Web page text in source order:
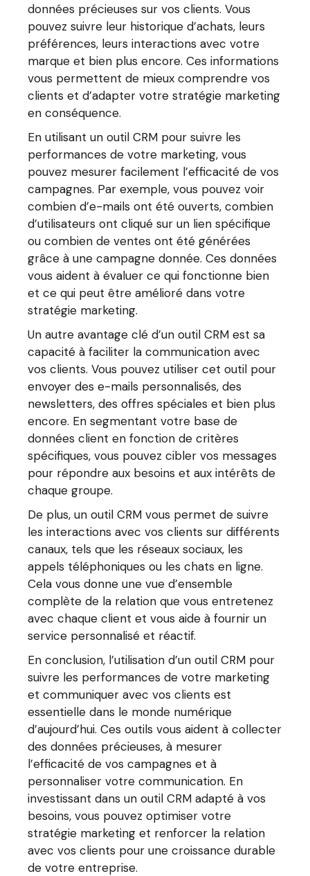
données précieuses sur vos clients. Vous
pouvez suivre leur historique d’achats, leurs
préférences, leurs interactions avec votre
marque et bien plus encore. Ces informations
vous permettent de mieux comprendre vos
clients et d’adapter votre stratégie marketing
en conséquence.
En utilisant un outil CRM pour suivre les
performances de votre marketing, vous
pouvez mesurer facilement l’efficacité de vos
campagnes. Par exemple, vous pouvez voir
combien d’e-mails ont été ouverts, combien
d’utilisateurs ont cliqué sur un lien spécifique
ou combien de ventes ont été générées
grâce à une campagne donnée. Ces données
vous aident à évaluer ce qui fonctionne bien
et ce qui peut être amélioré dans votre
stratégie marketing.
Un autre avantage clé d’un outil CRM est sa
capacité à faciliter la communication avec
vos clients. Vous pouvez utiliser cet outil pour
envoyer des e-mails personnalisés, des
newsletters, des offres spéciales et bien plus
encore. En segmentant votre base de
données client en fonction de critères
spécifiques, vous pouvez cibler vos messages
pour répondre aux besoins et aux intérêts de
chaque groupe.
De plus, un outil CRM vous permet de suivre
les interactions avec vos clients sur différents
canaux, tels que les réseaux sociaux, les
appels téléphoniques ou les chats en ligne.
Cela vous donne une vue d’ensemble
complète de la relation que vous entretenez
avec chaque client et vous aide à fournir un
service personnalisé et réactif.
En conclusion, l’utilisation d’un outil CRM pour
suivre les performances de votre marketing
et communiquer avec vos clients est
essentielle dans le monde numérique
d’aujourd’hui. Ces outils vous aident à collecter
des données précieuses, à mesurer
l’efficacité de vos campagnes et à
personnaliser votre communication. En
investissant dans un outil CRM adapté à vos
besoins, vous pouvez optimiser votre
stratégie marketing et renforcer la relation
avec vos clients pour une croissance durable
de votre entreprise.